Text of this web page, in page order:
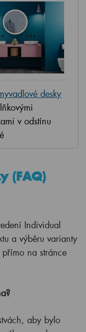
desky
v odstínu
(FAQ)
Individual
a výběru varianty
přímo na stránce
aby bylo